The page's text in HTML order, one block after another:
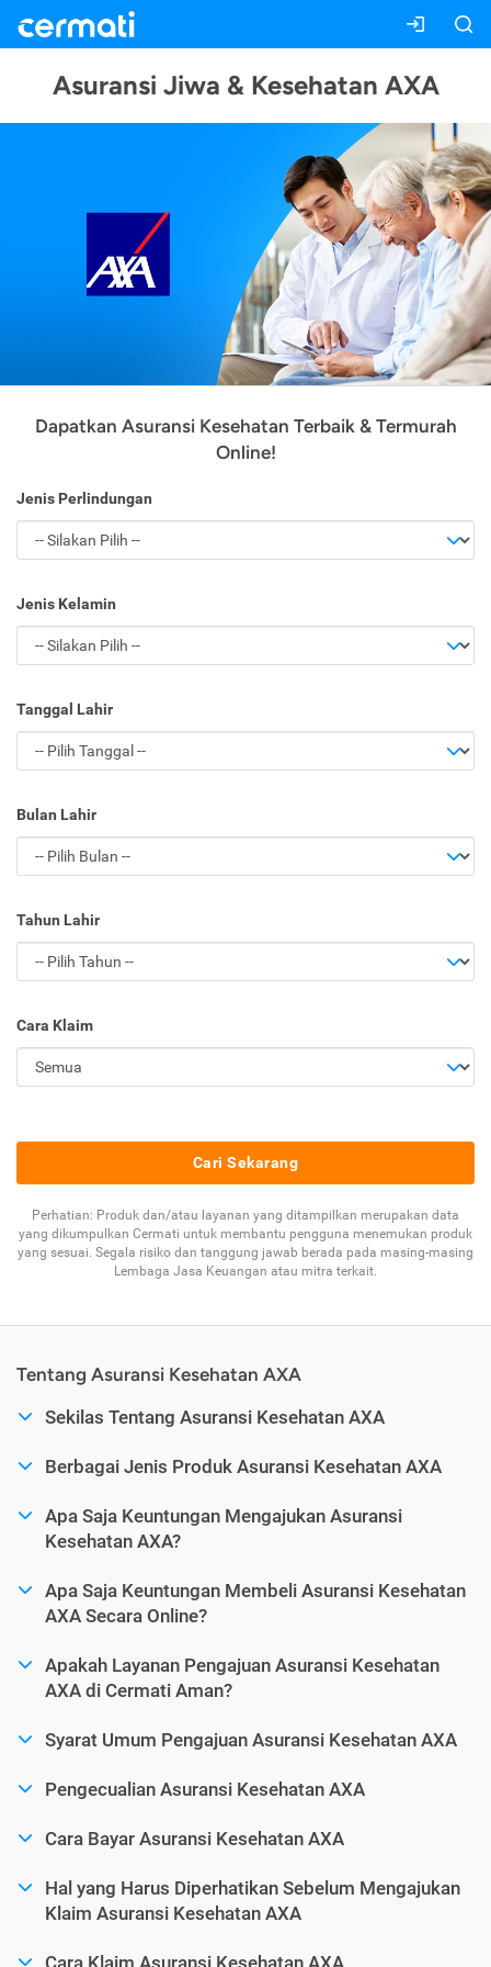
Asuransi Jiwa & Kesehatan AXA
Dapatkan Asuransi Kesehatan Terbaik & Termurah
Online!
Jenis Perlindungan
Jenis Kelamin
Tanggal Lahir
Bulan Lahir
Tahun Lahir
Cara Klaim
Cari Sekarang
Perhatian: Produk dan/atau layanan yang ditampilkan merupakan data
yang dikumpulkan Cermati untuk membantu pengguna menemukan produk
yang sesuai. Segala risiko dan tanggung jawab berada pada masing-masing
Lembaga Jasa Keuangan atau mitra terkait.
Tentang Asuransi Kesehatan AXA
Sekilas Tentang Asuransi Kesehatan AXA
Berbagai Jenis Produk Asuransi Kesehatan AXA
Apa Saja Keuntungan Mengajukan Asuransi
Kesehatan AXA?
Apa Saja Keuntungan Membeli Asuransi Kesehatan
AXA Secara Online?
Apakah Layanan Pengajuan Asuransi Kesehatan
AXA di Cermati Aman?
Syarat Umum Pengajuan Asuransi Kesehatan AXA
Pengecualian Asuransi Kesehatan AXA
Cara Bayar Asuransi Kesehatan AXA
Hal yang Harus Diperhatikan Sebelum Mengajukan
Klaim Asuransi Kesehatan AXA
Cara Klaim Asuransi Kesehatan AXA